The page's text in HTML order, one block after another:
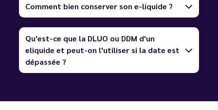
Comment bien conserver son e-liquide ?
Qu'est-ce que la DLUO ou DDM d'un
eliquide et peut-on l'utiliser si la date est
dépassée ?